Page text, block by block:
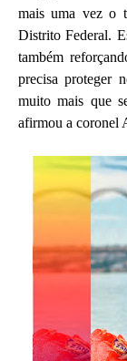
mais uma vez o
Distrito Federal.
também
precisa proteger
muito mais que
afirmou a coronel